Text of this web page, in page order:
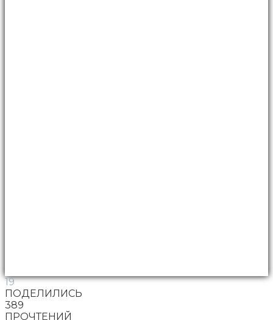
19
ПОДЕЛИЛИСЬ
389
ПРОЧТЕНИЙ